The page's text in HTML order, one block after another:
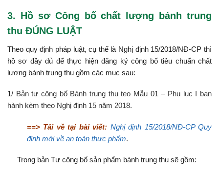
3. Hồ sơ Công bố chất lượng bánh trung
thu ĐÚNG LUẬT
Theo quy định pháp luật, cụ thể là Nghị định 15/2018/NĐ-CP thì
hồ sơ đầy đủ để thực hiện đăng ký công bố tiêu chuẩn chất
lượng bánh trung thu gồm các mục sau:
1/ Bản tự công bố Bánh trung thu teo Mẫu 01 – Phụ lục I ban
hành kèm theo Nghị định 15 năm 2018.
==> Tải về tại bài viết: Nghị định 15/2018/NĐ-CP Quy
định mới về an toàn thực phẩm.
Trong bản Tự công bố sản phẩm bánh trung thu sẽ gồm: